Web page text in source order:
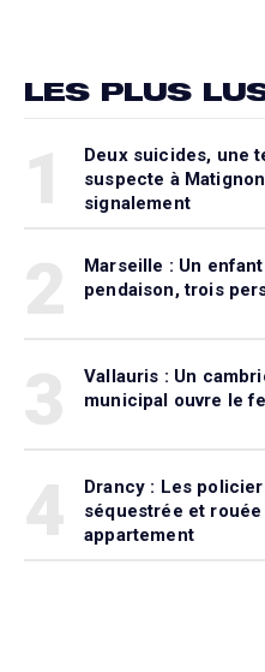
LES PLUS
Deux suicides, une
suspecte à
signalement
Marseille : Un
pendaison, trois
Vallauris : Un
municipal ouvre le
Drancy : Les
séquestrée et
appartement